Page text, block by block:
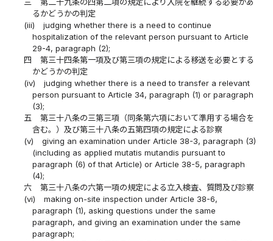
るかどうかの判定
(iii)
judging whether there is a need to continue
hospitalization of the relevant person pursuant to Article
29-4, paragraph (2);
四
第三十四条第一項及び第三項の規定による移送を必要とする
かどうかの判定
(iv)
judging whether there is a need to transfer a relevant
person pursuant to Article 34, paragraph (1) or paragraph
(3);
五
第三十八条の三第三項（同条第六項において準用する場合を
含む。）及び第三十八条の五第四項の規定による診察
(v)
giving an examination under Article 38-3, paragraph (3)
(including as applied mutatis mutandis pursuant to
paragraph (6) of that Article) or Article 38-5, paragraph
(4);
六
第三十八条の六第一項の規定による立入検査、質問及び診察
(vi)
making on-site inspection under Article 38-6,
paragraph (1), asking questions under the same
paragraph, and giving an examination under the same
paragraph;